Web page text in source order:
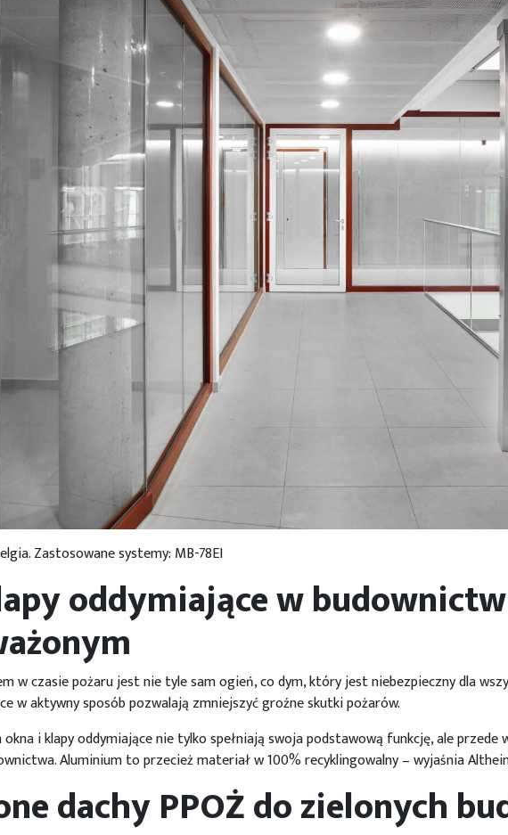
Zastosowane systemy: MB-78EI
oddymiające w
w czasie pożaru jest nie tyle sam ogień, co dym, który jest niebezpieczny dla
w aktywny sposób pozwalają zmniejszyć groźne skutki pożarów.
i klapy oddymiające nie tylko spełniają swoja podstawową funkcję, ale
Aluminium to przecież materiał w 100% recyklingowalny – wyjaśnia
dachy PPOŻ do zielonych